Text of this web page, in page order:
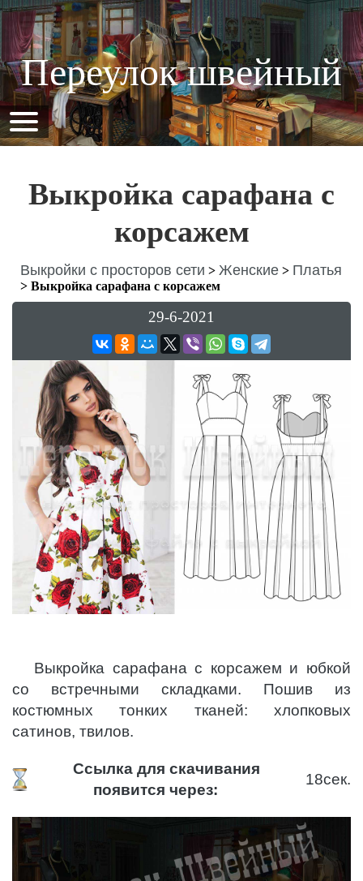
Переулок швейный
Выкройка сарафана с
корсажем
Выкройки с просторов сети > Женские > Платья
> Выкройка сарафана с корсажем
29-6-2021
Выкройка сарафана с корсажем и юбкой
со встречными складками. Пошив из
костюмных тонких тканей: хлопковых
сатинов, твилов.
Ссылка для скачивания
появится через:
18сек.